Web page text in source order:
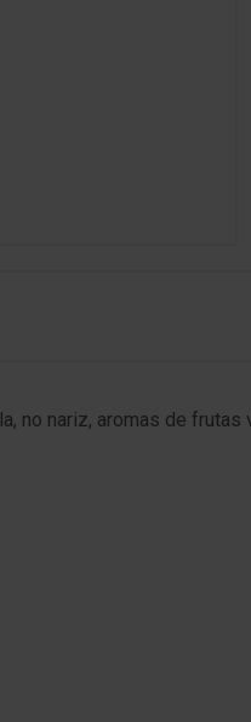
no nariz, aromas de